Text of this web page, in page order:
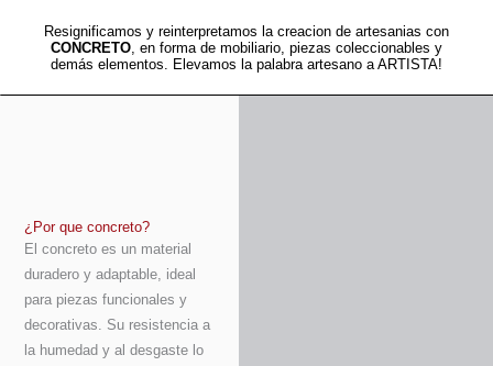
Resignificamos y reinterpretamos la creacion de artesanias con
CONCRETO, en forma de mobiliario, piezas coleccionables y
demás elementos. Elevamos la palabra artesano a ARTISTA!
¿Por que concreto?
El concreto es un material
duradero y adaptable, ideal
para piezas funcionales y
decorativas. Su resistencia a
la humedad y al desgaste lo